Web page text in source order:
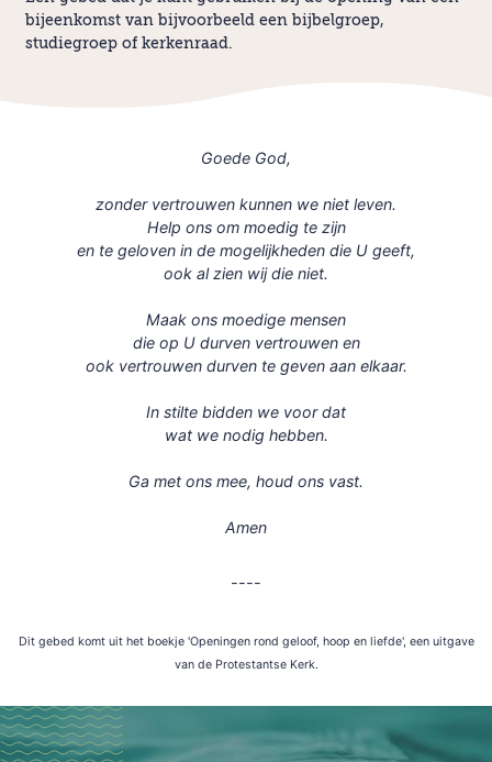
bijeenkomst van bijvoorbeeld een bijbelgroep,
studiegroep of kerkenraad.
Goede God,
zonder vertrouwen kunnen we niet leven.
Help ons om moedig te zijn
en te geloven in de mogelijkheden die U geeft,
ook al zien wij die niet.
Maak ons moedige mensen
die op U durven vertrouwen en
ook vertrouwen durven te geven aan elkaar.
In stilte bidden we voor dat
wat we nodig hebben.
Ga met ons mee, houd ons vast.
Amen
----
Dit gebed komt uit het boekje 'Openingen rond geloof, hoop en liefde', een uitgave
van de Protestantse Kerk.